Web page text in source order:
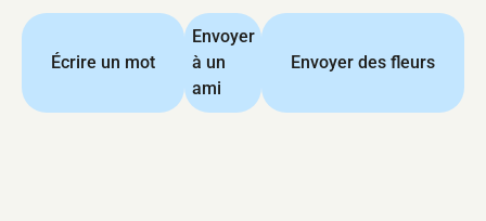
Écrire un mot
Envoyer
à un
ami
Envoyer des fleurs